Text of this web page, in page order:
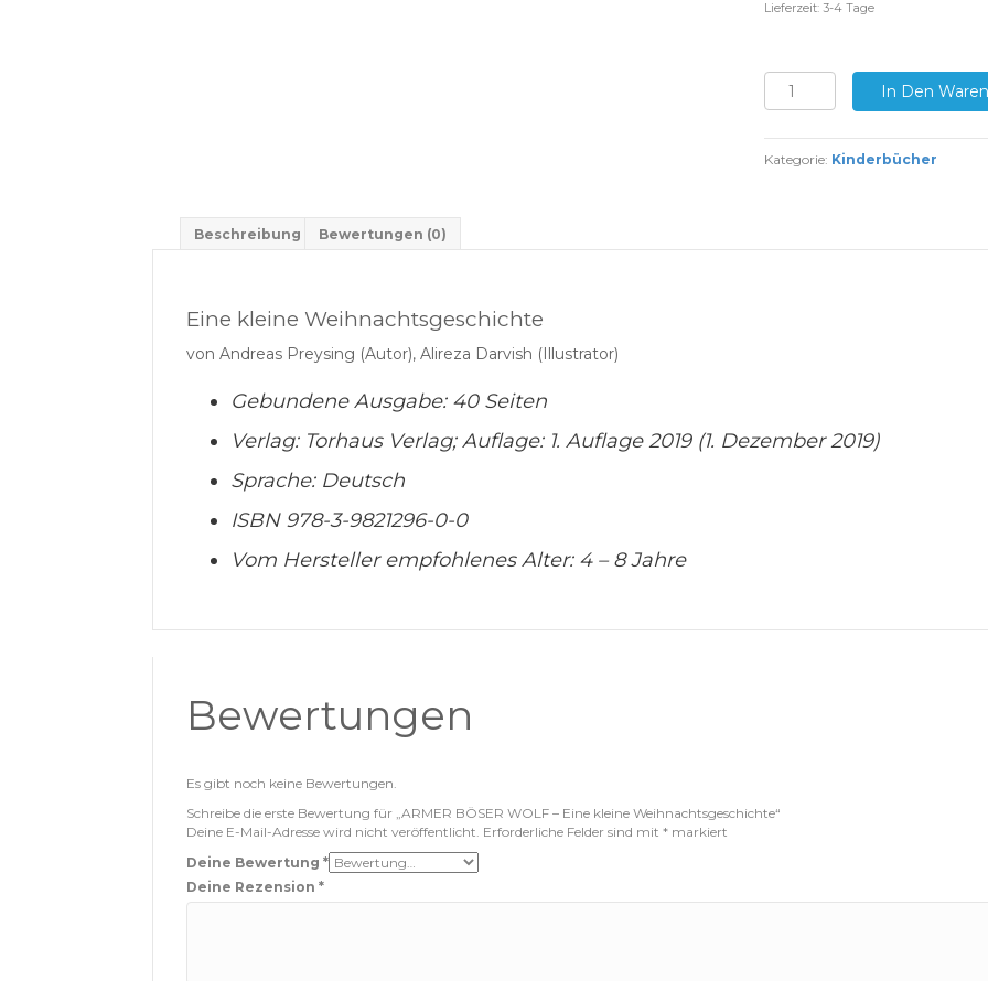
Lieferzeit: 3-4 Tage
ARMER
BÖSER
-
Eine
In Den
Kategorie: Kinderbücher
Beschreibung Bewertungen (0)
Eine kleine Weihnachtsgeschichte
von Andreas Preysing (Autor), Alireza Darvish (Illustrator)
Gebundene Ausgabe: 40 Seiten
Verlag: Torhaus Verlag; Auflage: 1. Auflage 2019 (1. Dezember 2019)
Sprache: Deutsch
ISBN 978-3-9821296-0-0
Vom Hersteller empfohlenes Alter: 4 – 8 Jahre
Bewertungen
Es gibt noch keine Bewertungen.
Schreibe die erste Bewertung für „ARMER BÖSER WOLF – Eine kleine Weihnachtsgeschichte“
Deine E-Mail-Adresse wird nicht veröffentlicht. Erforderliche Felder sind mit * markiert
Deine Bewertung *
Deine Rezension *